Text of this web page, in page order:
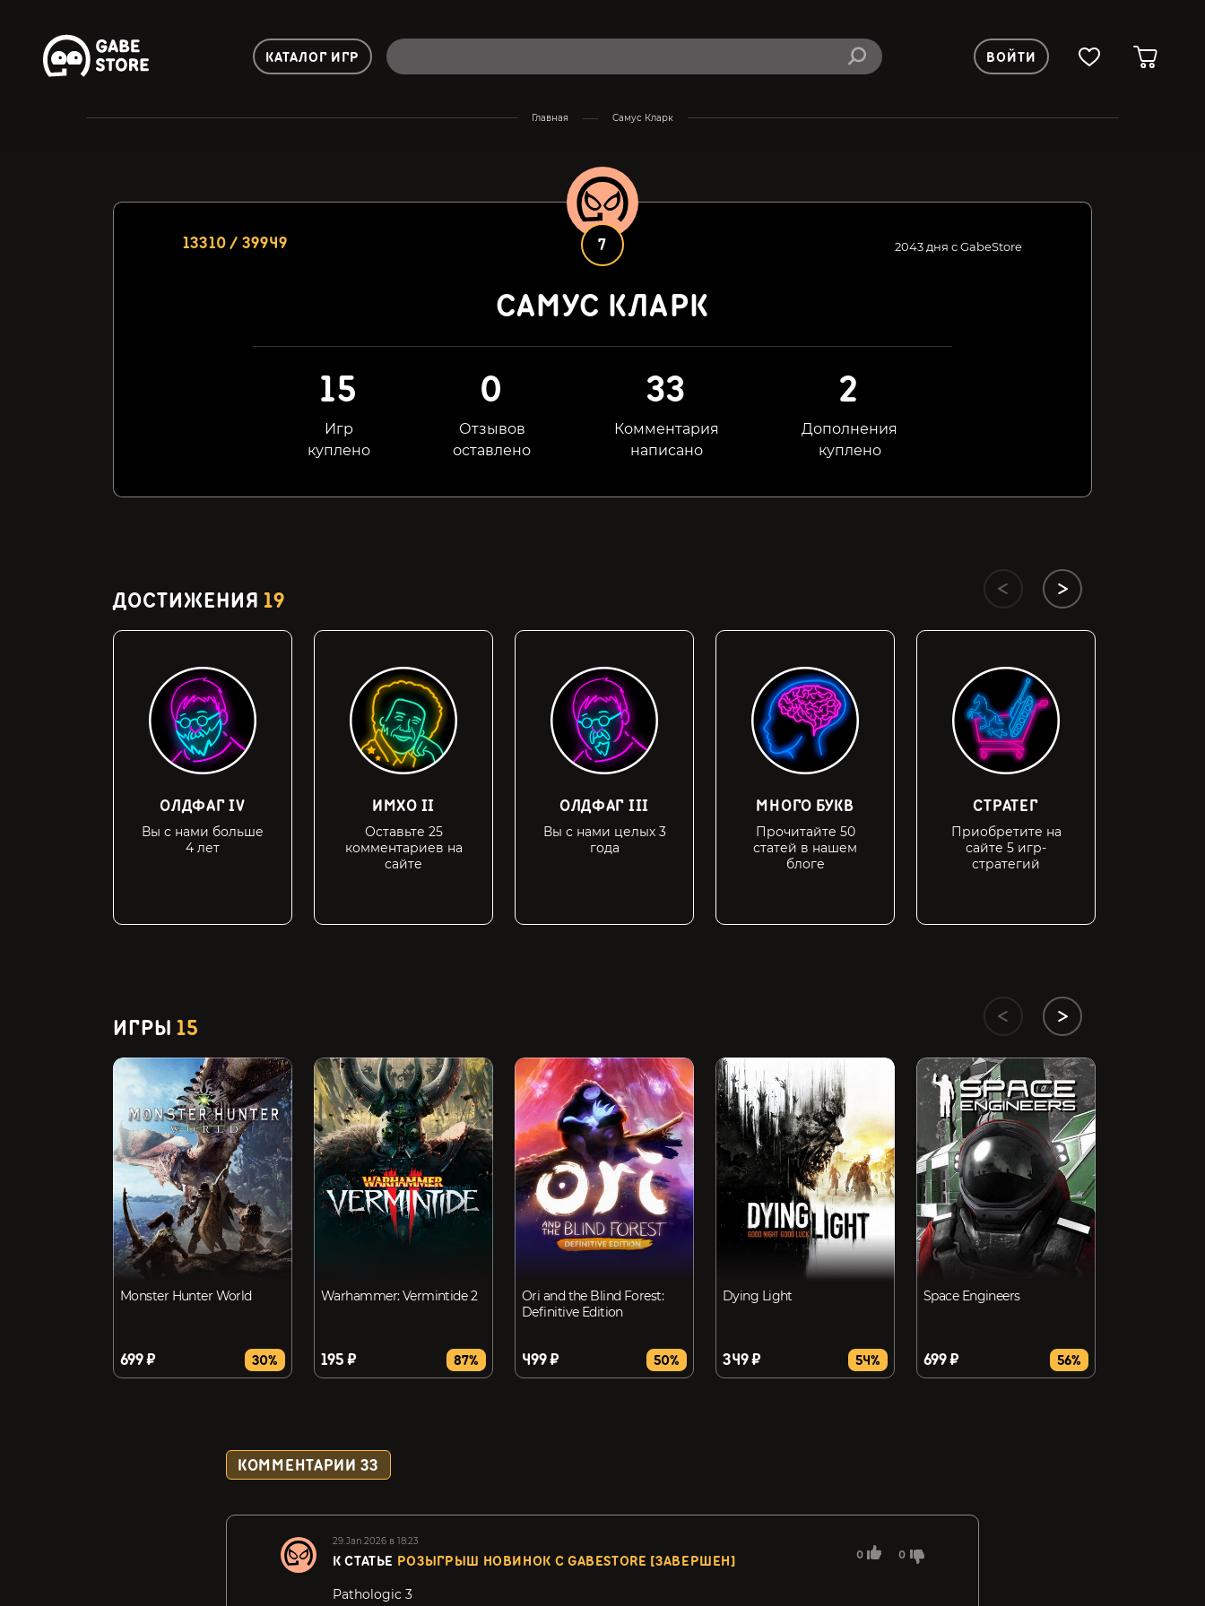
КАТАЛОГ ИГР ВОЙТИ
Главная Самус Кларк
13310 / 39949 7 2043 дня с GabeStore
САМУС КЛАРК
15
Игр
куплено
0
Отзывов
оставлено
33
Комментария
написано
2
Дополнения
куплено
ДОСТИЖЕНИЯ 19
ОЛДФАГ IV
Вы с нами больше
4 лет
ИМХО II
Оставьте 25
комментариев на
сайте
ОЛДФАГ III
Вы с нами целых 3
года
МНОГО БУКВ
Прочитайте 50
статей в нашем
блоге
СТРАТЕГ
Приобретите на
сайте 5 игр-
стратегий
ИГРЫ 15
Monster Hunter World
699 ₽ 30%
Warhammer: Vermintide 2
195 ₽ 87%
Ori and the Blind Forest:
Definitive Edition
499 ₽ 50%
Dying Light
349 ₽ 54%
Space Engineers
699 ₽ 56%
КОММЕНТАРИИ 33
29.Jan.2026 в 18:23
К СТАТЬЕ РОЗЫГРЫШ НОВИНОК С GABESTORE [ЗАВЕРШЕН] 0 0
Pathologic 3